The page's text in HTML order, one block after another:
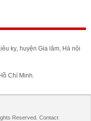
kỵ, huyện Gia lâm, Hà nội
Chí Minh.
Reserved. Contact